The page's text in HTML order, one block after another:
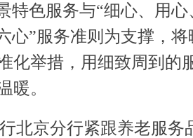
特色服务与“细心、用
心”服务准则为支撑，
化举措，用细致周到的
暖。
北京分行紧跟养老服